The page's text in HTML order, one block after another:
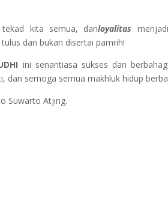
tekad kita semua, danloyalitas
dan bukan disertai pamrih!
ini senantiasa sukses dan
dan semoga semua makhluk hidup
Suwarto Atjing.